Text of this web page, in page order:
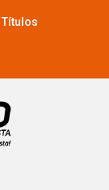
Títulos